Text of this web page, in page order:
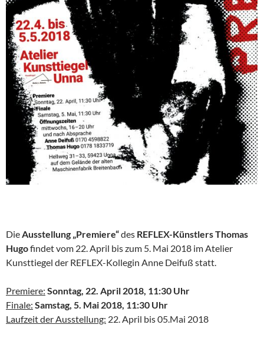
DieAusstellung „Premiere“des REFLEX-Künstlers Thomas
Hugofindet vom 22. April bis zum 5. Mai 2018 im Atelier
Kunsttiegel der REFLEX-Kollegin Anne Deifuß statt.
Premiere: Sonntag, 22. April 2018, 11:30 Uhr
Finale: Samstag, 5. Mai 2018, 11:30 Uhr
Laufzeit der Ausstellung: 22. April bis 05.Mai 2018